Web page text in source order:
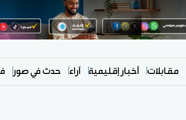
مقابلات أخبار إقليمية آراء حدث في صور